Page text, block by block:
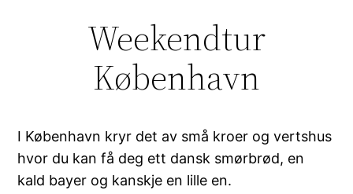
Weekendtur
København
I København kryr det av små kroer og vertshus
hvor du kan få deg ett dansk smørbrød, en
kald bayer og kanskje en lille en.